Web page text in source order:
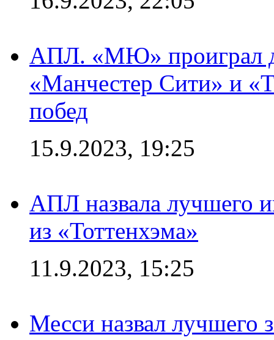
АПЛ. «МЮ» проиграл
«Манчестер Сити» и
побед
15.9.2023, 19:25
АПЛ назвала лучшего
из «Тоттенхэма»
11.9.2023, 15:25
Месси назвал лучшего